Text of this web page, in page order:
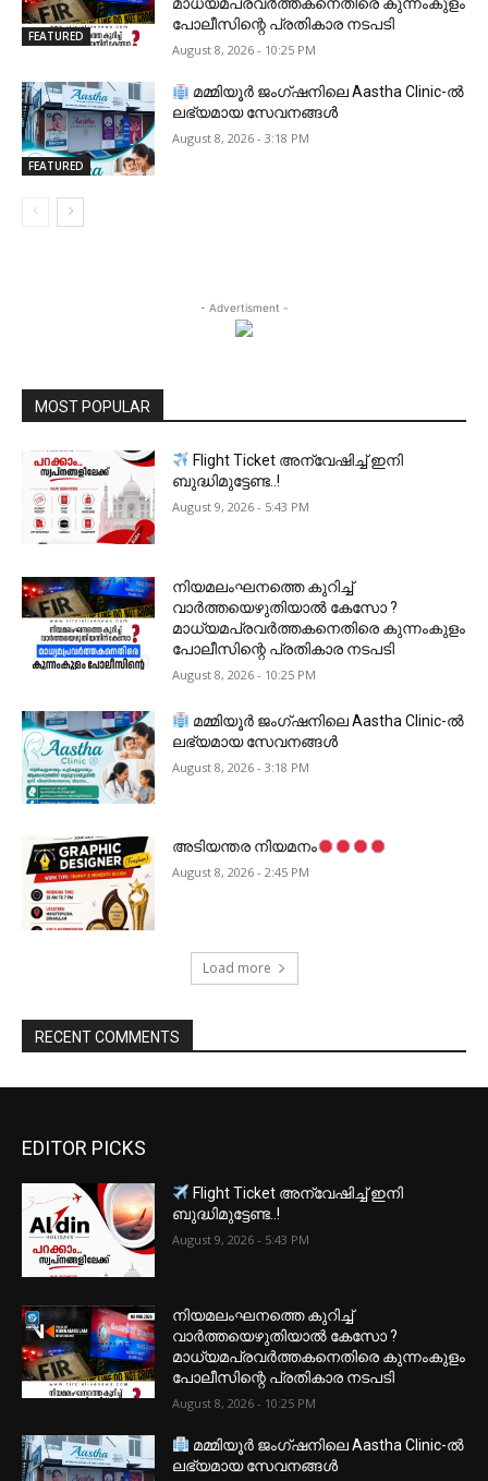
FEATURED
മാധ്യമപ്രവർത്തകനെതിരെ കുന്നംകുളം
പോലീസിന്റെ പ്രതികാര നടപടി
August 8, 2026 - 10:25 PM
FEATURED
മമ്മിയൂർ ജംഗ്ഷനിലെ Aastha Clinic-ൽ
ലഭ്യമായ സേവനങ്ങൾ
August 8, 2026 - 3:18 PM
- Advertisment -
MOST POPULAR
Flight Ticket അന്വേഷിച്ച് ഇനി
ബുദ്ധിമുട്ടേണ്ട..!
August 9, 2026 - 5:43 PM
നിയമലംഘനത്തെ കുറിച്ച്
വാർത്തയെഴുതിയാൽ കേസോ ?
മാധ്യമപ്രവർത്തകനെതിരെ കുന്നംകുളം
പോലീസിന്റെ പ്രതികാര നടപടി
August 8, 2026 - 10:25 PM
മമ്മിയൂർ ജംഗ്ഷനിലെ Aastha Clinic-ൽ
ലഭ്യമായ സേവനങ്ങൾ
August 8, 2026 - 3:18 PM
അടിയന്തര നിയമനം
August 8, 2026 - 2:45 PM
Load more
RECENT COMMENTS
EDITOR PICKS
Flight Ticket അന്വേഷിച്ച് ഇനി
ബുദ്ധിമുട്ടേണ്ട..!
August 9, 2026 - 5:43 PM
നിയമലംഘനത്തെ കുറിച്ച്
വാർത്തയെഴുതിയാൽ കേസോ ?
മാധ്യമപ്രവർത്തകനെതിരെ കുന്നംകുളം
പോലീസിന്റെ പ്രതികാര നടപടി
August 8, 2026 - 10:25 PM
മമ്മിയൂർ ജംഗ്ഷനിലെ Aastha Clinic-ൽ
ലഭ്യമായ സേവനങ്ങൾ